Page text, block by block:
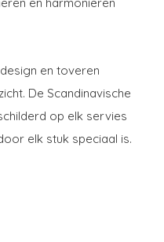
en harmoniëren
en toveren
De Scandinavische
op elk servies
elk stuk speciaal is.